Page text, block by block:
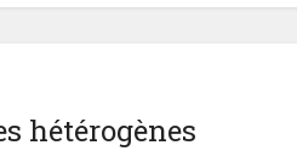
hétérogènes